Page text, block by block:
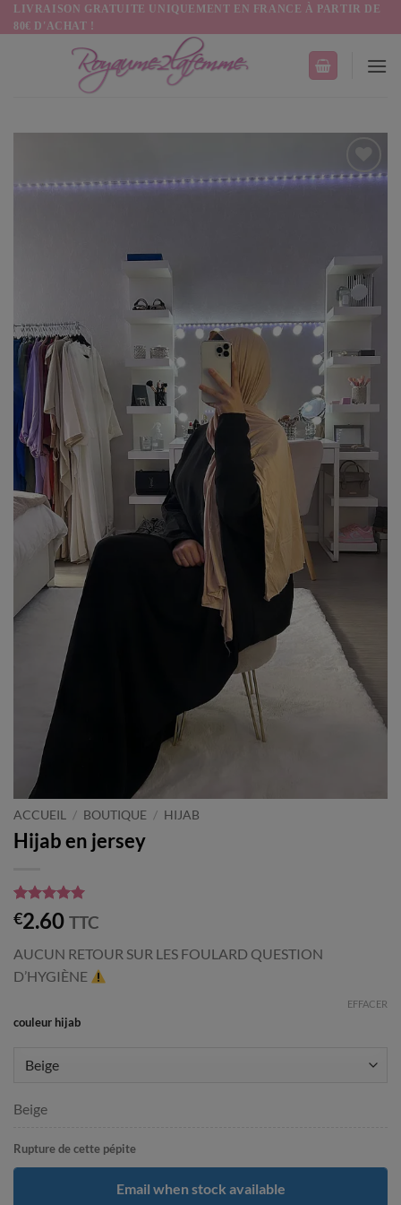
Passer
au
LIVRAISON GRATUITE UNIQUEMENT EN FRANCE À PARTIR DE
80€ D'ACHAT !
Ajouter
ACCUEIL / BOUTIQUE / HIJAB
Hijab en jersey
Noté4.93
sur 5 basé
14
notations
client
€2.60 TTC
AUCUN RETOUR SUR LES FOULARD QUESTION
D’HYGIÈNE
couleur hijab
EFFACER
Beige
Rupture de cette pépite
Email when stock available